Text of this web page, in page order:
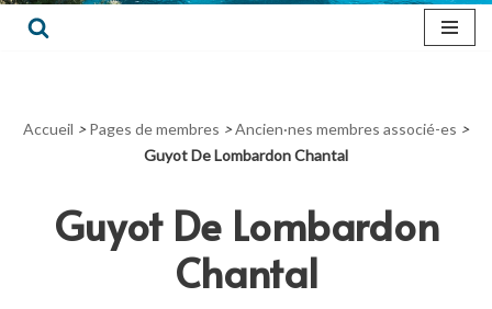
Accueil > Pages de membres >Ancien·nes membres associé-es >
Guyot De Lombardon Chantal
Guyot De Lombardon
Chantal